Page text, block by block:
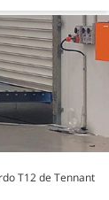
T12 de Tennant